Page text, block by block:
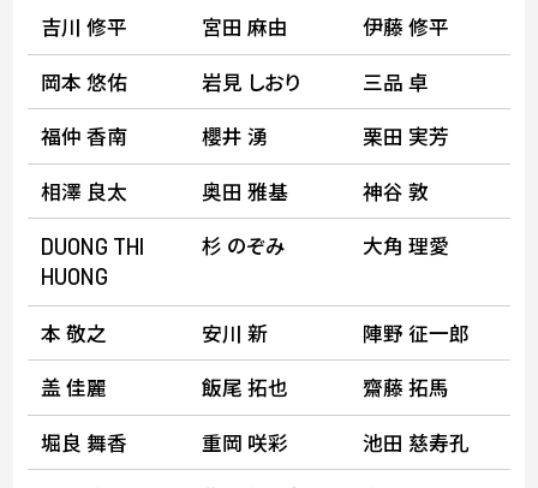
吉川 修平
宮田 麻由
伊藤 修平
岡本 悠佑
岩見 しおり
三品 卓
福仲 香南
櫻井 湧
栗田 実芳
相澤 良太
奥田 雅基 神谷 敦
DUONG THI
HUONG
杉 のぞみ 大角 理愛
本 敬之 安川 新
陣野 征一郎
盖 佳麗
飯尾 拓也
齋藤 拓馬
堀良 舞香
重岡 咲彩
池田 慈寿孔